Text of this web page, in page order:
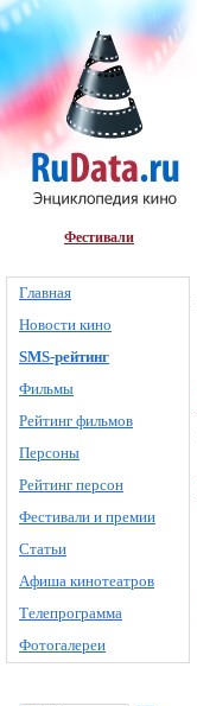
Фестивали
Главная
Новости кино
SMS-рейтинг
Фильмы
Рейтинг фильмов
Персоны
Рейтинг персон
Фестивали и премии
Статьи
Афиша кинотеатров
Телепрограмма
Фотогалереи